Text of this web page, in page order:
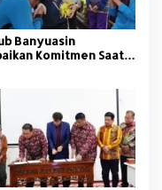
Banyuasin
Komitmen Saat